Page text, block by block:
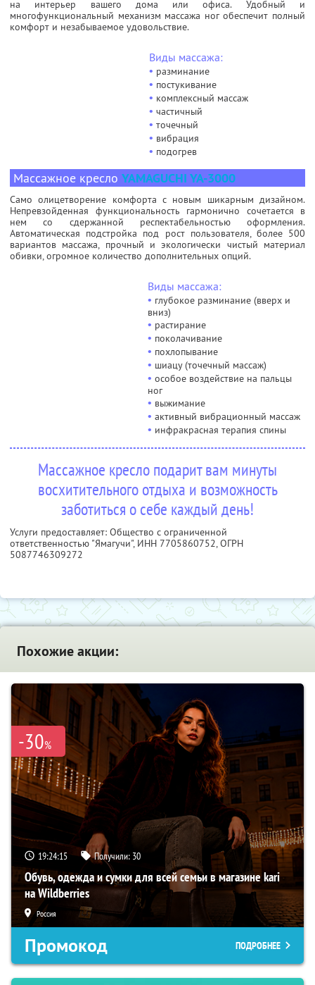
на интерьер вашего дома или офиса. Удобный и
многофункциональный механизм массажа ног обеспечит полный
комфорт и незабываемое удовольствие.
Виды массажа:
• разминание
• постукивание
• комплексный массаж
• частичный
• точечный
• вибрация
• подогрев
Массажное кресло YAMAGUCHI YA-3000
Само олицетворение комфорта с новым шикарным дизайном.
Непревзойденная функциональность гармонично сочетается в
нем со сдержанной респектабельностью оформления.
Автоматическая подстройка под рост пользователя, более 500
вариантов массажа, прочный и экологически чистый материал
обивки, огромное количество дополнительных опций.
Виды массажа:
• глубокое разминание (вверх и
вниз)
• растирание
• поколачивание
• похлопывание
• шиацу (точечный массаж)
• особое воздействие на пальцы
ног
• выжимание
• активный вибрационный массаж
• инфракрасная терапия спины
Массажное кресло подарит вам минуты
восхитительного отдыха и возможность
заботиться о себе каждый день!
Услуги предоставляет: Общество с ограниченной
ответственностью "Ямагучи", ИНН 7705860752, ОГРН
5087746309272
Похожие акции:
-30%
19:24:15 Получили: 30
Обувь, одежда и сумки для всей семьи в магазине kari
на Wildberries
Россия
Промокод ПОДРОБНЕЕ